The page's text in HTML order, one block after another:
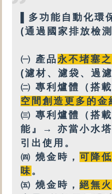
多功能自動化環
(通過國家排放檢
㈠ 產品永不堵塞
(濾材、濾袋、過濾
㈡ 專利 爐體（搭載
空間創造更多的金
㈢ 專利爐體（搭
能』→ 亦當小水
引出使用。
㈣ 燒金時， 可降
味 。
㈤ 燒金時， 絕無